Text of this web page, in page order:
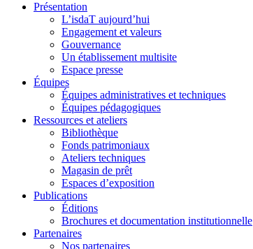
Présentation
L’isdaT aujourd’hui
Engagement et valeurs
Gouvernance
Un établissement multisite
Espace presse
Équipes
Équipes administratives et techniques
Équipes pédagogiques
Ressources et ateliers
Bibliothèque
Fonds patrimoniaux
Ateliers techniques
Magasin de prêt
Espaces d’exposition
Publications
Éditions
Brochures et documentation institutionnelle
Partenaires
Nos partenaires